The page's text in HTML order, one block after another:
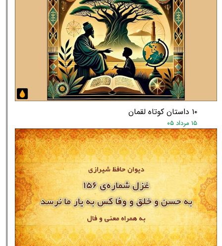
۱۰ داستان کوتاه لقمان
۱۵ مرداد ۰۵